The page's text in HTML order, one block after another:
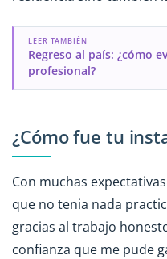
LEER TAMBIÉN
Regreso al país: ¿cómo
profesional?
¿Cómo fue tu
Con muchas
que no tenia nada
gracias al trabajo
confianza que me pude